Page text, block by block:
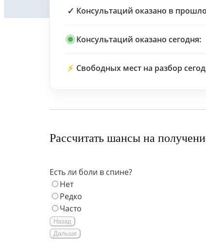
✓ Консультаций оказано в
Консультаций оказано сегодня:
⚡ Свободных мест на разбор
Рассчитать шансы на
Есть ли боли в спине?
Нет
Редко
Часто
Назад
Дальше